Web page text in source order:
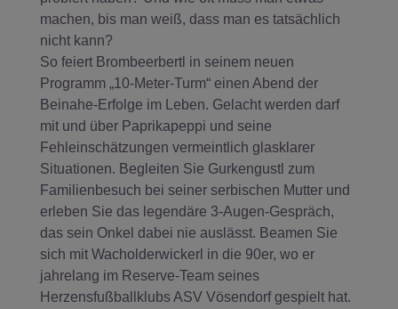
machen, bis man weiß, dass man es tatsächlich
nicht kann?
So feiert Brombeerbertl in seinem neuen
Programm „10-Meter-Turm“ einen Abend der
Beinahe-Erfolge im Leben. Gelacht werden darf
mit und über Paprikapeppi und seine
Fehleinschätzungen vermeintlich glasklarer
Situationen. Begleiten Sie Gurkengustl zum
Familienbesuch bei seiner serbischen Mutter und
erleben Sie das legendäre 3-Augen-Gespräch,
das sein Onkel dabei nie auslässt. Beamen Sie
sich mit Wacholderwickerl in die 90er, wo er
jahrelang im Reserve-Team seines
Herzensfußballklubs ASV Vösendorf gespielt hat.